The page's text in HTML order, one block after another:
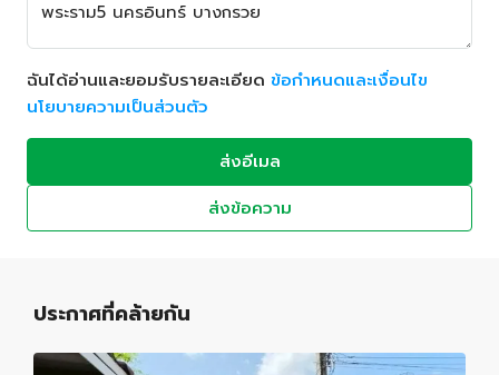
ฉันได้อ่านและยอมรับรายละเอียด ข้อกำหนดและเงื่อนไข
นโยบายความเป็นส่วนตัว
ส่งอีเมล
ส่งข้อความ
ประกาศที่คล้ายกัน